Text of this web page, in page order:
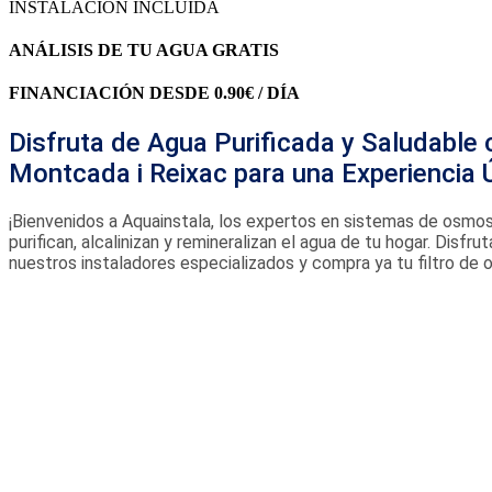
INSTALACIÓN INCLUIDA
ANÁLISIS DE TU AGUA GRATIS
FINANCIACIÓN DESDE 0.90€ / DÍA
Disfruta de Agua Purificada y
Montcada i Reixac para una Experiencia
¡Bienvenidos a Aquainstala, los expertos en sistemas de
purifican, alcalinizan y remineralizan el agua de tu hogar.
nuestros instaladores especializados y compra ya tu filtro de